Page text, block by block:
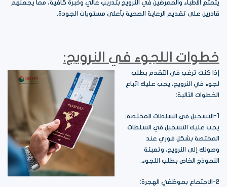
يتمتع الأطباء والممرضين في النرويج بتدريب عالي وخبرة كافية، مما يجعلهم
قادرين على تقديم الرعاية الصحية بأعلى مستويات الجودة.
خطوات اللجوء في النرويج:
إذا كنت ترغب في التقدم بطلب
لجوء في النرويج، يجب عليك اتباع
الخطوات التالية:
1-التسجيل في السلطات المختصة:
يجب عليك التسجيل في السلطات
المختصة بشكل فوري عند
وصولك إلى النرويج، وتعبئة
النموذج الخاص بطلب اللجوء.
2-الاجتماع بموظفي الهجرة: